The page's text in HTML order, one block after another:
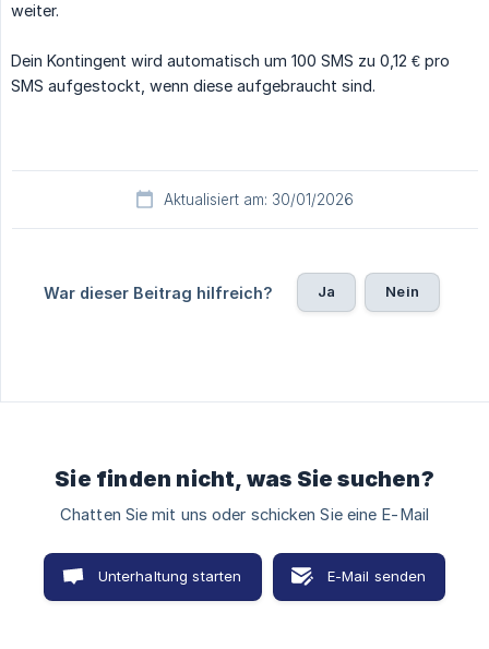
weiter.
Dein Kontingent wird automatisch um 100 SMS zu 0,12 € pro
SMS aufgestockt, wenn diese aufgebraucht sind.
Aktualisiert am: 30/01/2026
War dieser Beitrag hilfreich? Ja Nein
Sie finden nicht, was Sie suchen?
Chatten Sie mit uns oder schicken Sie eine E-Mail
Unterhaltung starten E-Mail senden